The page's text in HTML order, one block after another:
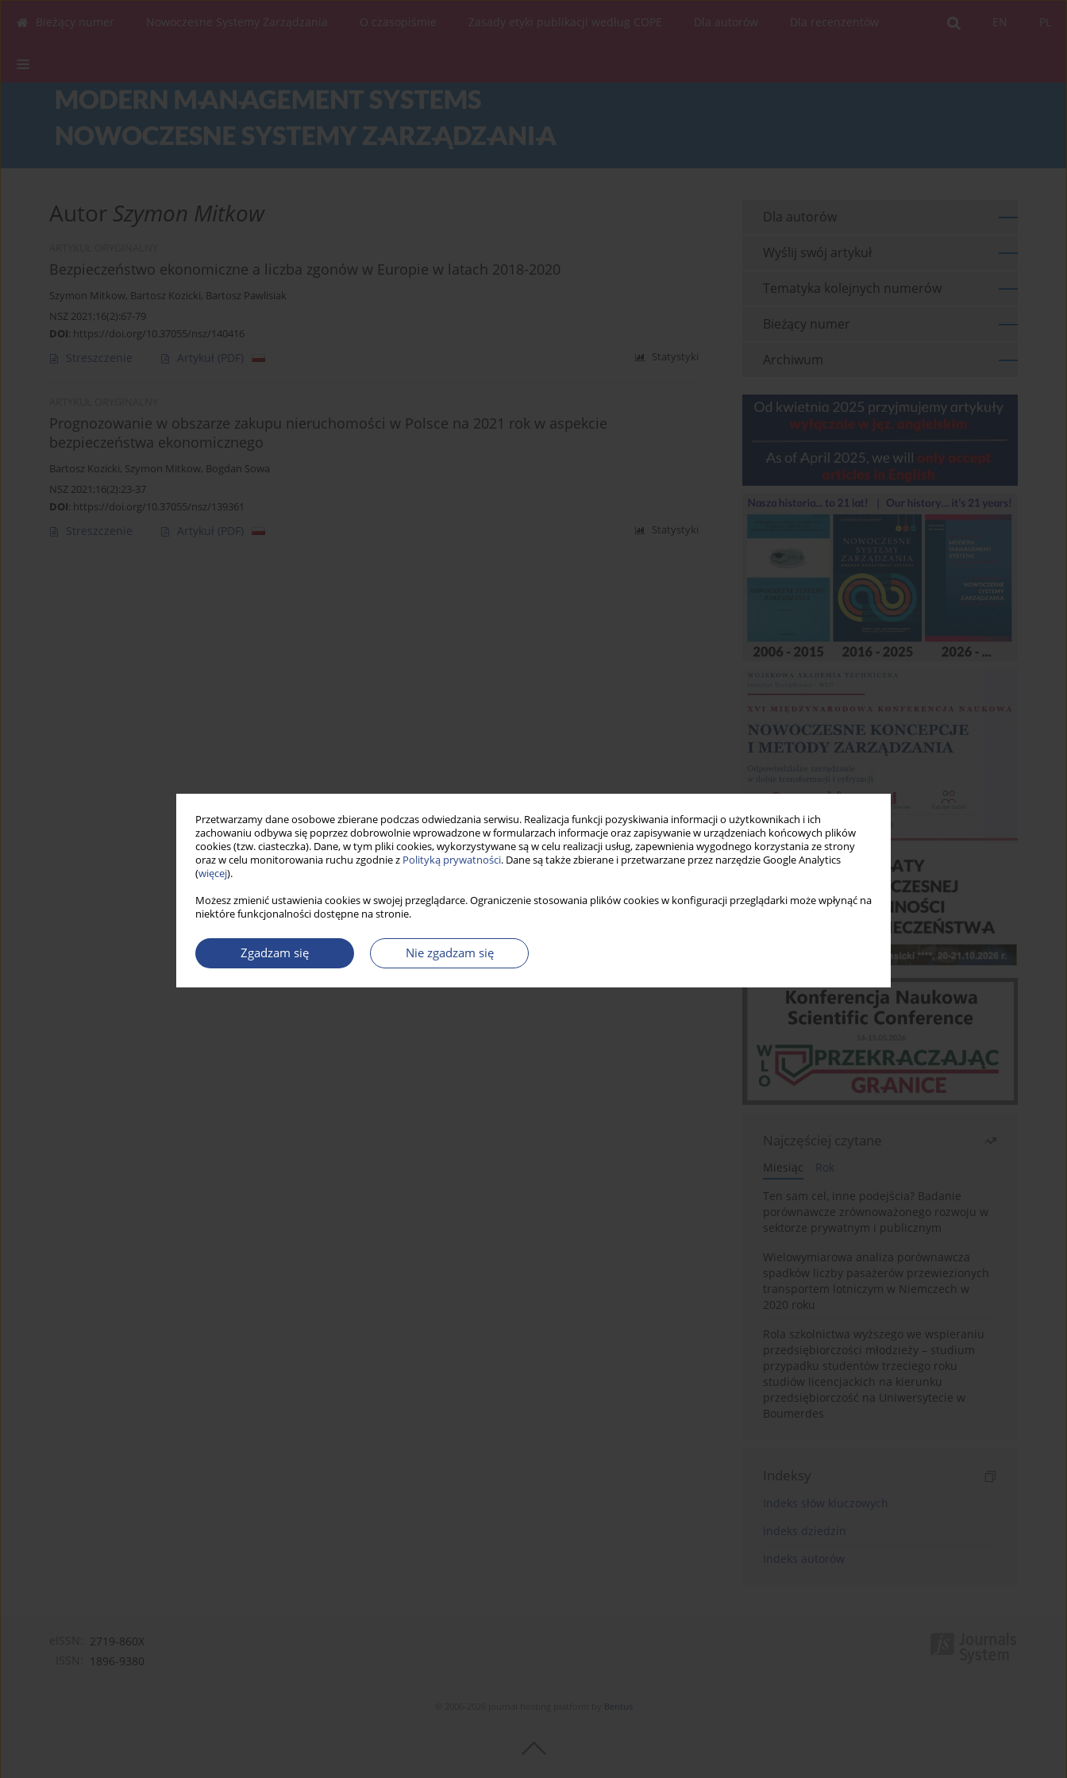
Przetwarzamy dane osobowe zbierane podczas odwiedzania serwisu. Realizacja funkcji pozyskiwania informacji o użytkownikach i ich
zachowaniu odbywa się poprzez dobrowolnie wprowadzone w formularzach informacje oraz zapisywanie w urządzeniach końcowych plików
cookies (tzw. ciasteczka). Dane, w tym pliki cookies, wykorzystywane są w celu realizacji usług, zapewnienia wygodnego korzystania ze strony
oraz w celu monitorowania ruchu zgodnie z Polityką prywatności. Dane są także zbierane i przetwarzane przez narzędzie Google Analytics
(więcej).
Możesz zmienić ustawienia cookies w swojej przeglądarce. Ograniczenie stosowania plików cookies w konfiguracji przeglądarki może wpłynąć na
niektóre funkcjonalności dostępne na stronie.
Zgadzam się Nie zgadzam się
PL
EN
Bieżący numer Nowoczesne Systemy Zarządzania O czasopiśmie Zasady etyki publikacji według COPE Dla autorów Dla recenzentów
Autor Szymon Mitkow
Bezpieczeństwo ekonomiczne a liczba zgonów w Europie w latach 2018-2020
Szymon Mitkow, Bartosz Kozicki, Bartosz Pawlisiak
NSZ 2021;16(2):67-79
DOI: https://doi.org/10.37055/nsz/140416
Streszczenie Artykuł (PDF) Statystyki
Prognozowanie w obszarze zakupu nieruchomości w Polsce na 2021 rok w aspekcie
bezpieczeństwa ekonomicznego
Bartosz Kozicki, Szymon Mitkow, Bogdan Sowa
NSZ 2021;16(2):23-37
DOI: https://doi.org/10.37055/nsz/139361
Streszczenie Artykuł (PDF) Statystyki
Dla autorów
Wyślij swój artykuł
Tematyka kolejnych numerów
Bieżący numer
Archiwum
Najczęściej czytane
Miesiąc
Rok
Ten sam cel, inne podejścia? Badanie
porównawcze zrównoważonego rozwoju w
sektorze prywatnym i publicznym
Wielowymiarowa analiza porównawcza
spadków liczby pasażerów przewiezionych
transportem lotniczym w Niemczech w
2020 roku
Rola szkolnictwa wyższego we wspieraniu
przedsiębiorczości młodzieży – studium
przypadku studentów trzeciego roku
studiów licencjackich na kierunku
przedsiębiorczość na Uniwersytecie w
Boumerdes
Indeksy
Indeks słów kluczowych
Indeks dziedzin
Indeks autorów
2719-860X
1896-9380
Bentus